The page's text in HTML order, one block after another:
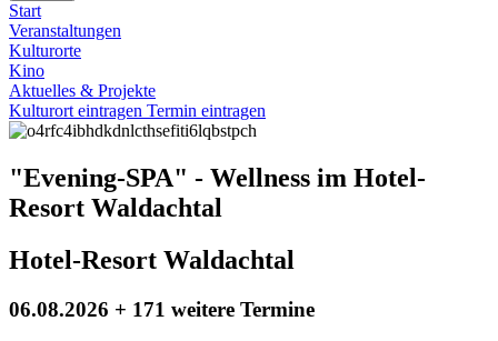
Start
Veranstaltungen
Kulturorte
Kino
Aktuelles & Projekte
Kulturort eintragen Termin eintragen
"Evening-SPA" - Wellness im Hotel-
Resort Waldachtal
Hotel-Resort Waldachtal
06.08.2026 + 171 weitere Termine